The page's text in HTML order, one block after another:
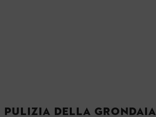
PULIZIA DELLA GRONDAIA